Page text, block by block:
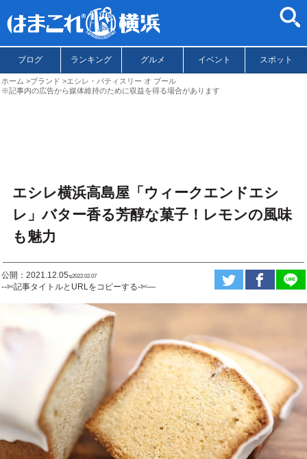
ブログ ランキング グルメ イベント スポット
ホーム ブランド
エシレ・パティスリー オ ブール
※記事内の広告から媒体維持のために収益を得る場合があります
エシレ横浜高島屋「ウィークエンドエシ
レ」バター香る芳醇な菓子！レモンの風味
も魅力
公開：2021.12.05ಇ2022.02.07
--✄記事タイトルとURLをコピーする-✄—